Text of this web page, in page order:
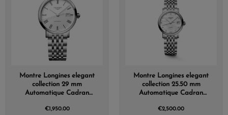
Montre Longines elegant
collection 29 mm
Automatique Cadran
€1,950.00
Montre Longines elegant
collection 25.50 mm
Automatique Cadran
Acier
€2,500.00